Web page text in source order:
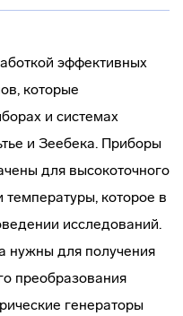
эффективных
которые
и системах
и Зеебека. Приборы
для высокоточного
температуры, которое в
исследований.
нужны для получения
преобразования
генераторы